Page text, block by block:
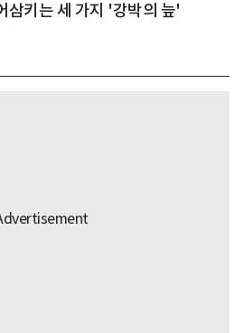
삼키는 세 가지 '강박의 늪'